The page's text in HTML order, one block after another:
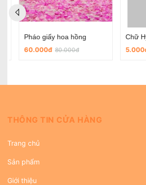
Chữ Hỷ dán đám cưới
5.000đ
45.000đ
THÔNG TIN CỬA HÀNG
Trang chủ
Sản phẩm
Giới thiệu